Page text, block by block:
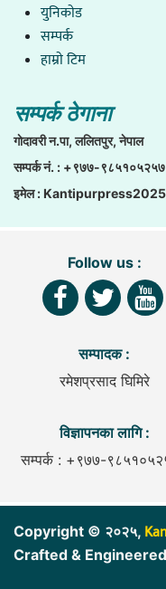
युनिकाेड
सम्पर्क
हाम्राे टिम
सम्पर्क ठेगाना
गाेदावरी न.पा, ललितपुर, नेपाल
सम्पर्क नं. : +९७७-
इमेल :
Follow us :
सम्पादक :
रमेशप्रसाद घिमिरे
विज्ञापनका लागि :
सम्पर्क : +९७७-
Copyright © २०२५,
Crafted &